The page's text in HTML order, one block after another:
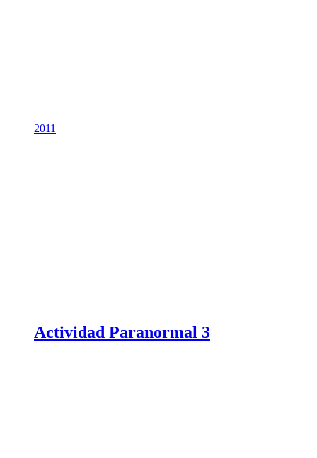
2011
Actividad Paranormal 3